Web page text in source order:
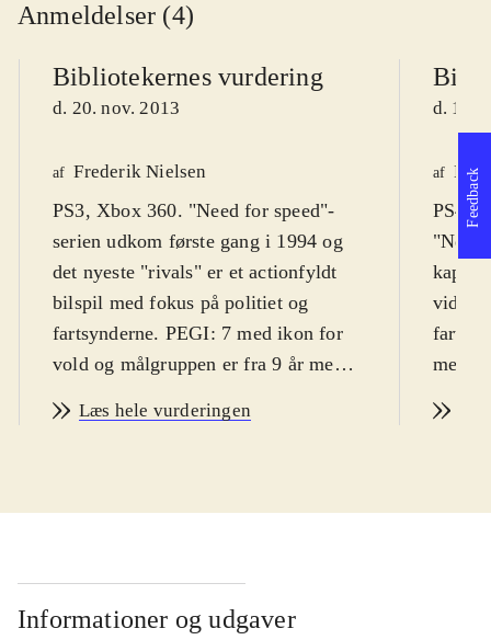
Anmeldelser (4)
Bibliotekernes vurdering
d. 20. nov. 2013
af Frederik Nielsen
PS3, Xbox 360. "Need for speed"-
serien udkom første gang i 1994 og
det nyeste "rivals" er et actionfyldt
bilspil med fokus på politiet og
fartsynderne. PEGI: 7 med ikon for
vold og målgruppen er fra 9 år med
I "rivals" er gameplay flyttet ud af
finde hurtige genveje, unikke
vælger at spille som kriminel får du
et gemmested, hvor du har dine biler
Læs hele vurderingen
d. 17.
af
PS4,
"Need
videre
fart og
med
Informationer og udgaver
Feedback